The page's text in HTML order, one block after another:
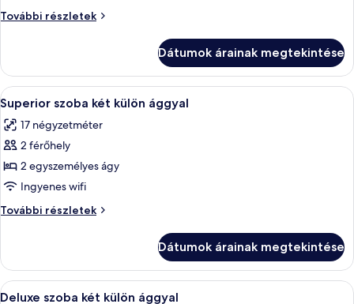
Sofa
További részletek
Lakosztály
további
részletei
Dátumok árainak megtekintése
A
következő
szoba
összes
képének
megtekintése:
Superior
szoba
külön
ággyal
Egy szállodai szoba, amelyben
3
Superior szoba két külön ággyal
17 négyzetméter
2 férőhely
2 egyszemélyes ágy
Ingyenes wifi
További részletek
Superior
ággyal
további
részletei
Dátumok árainak megtekintése
A
Egy szállodai szoba két ággyal,
10
Deluxe szoba két külön ággyal